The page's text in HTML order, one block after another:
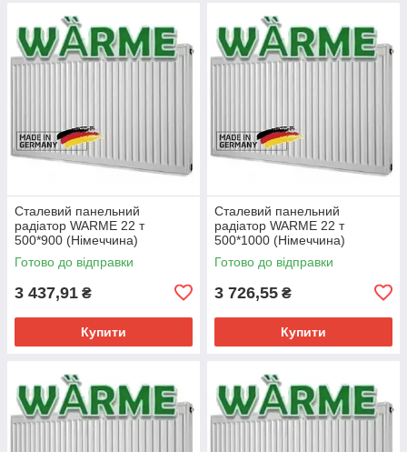
Сталевий панельний
радіатор WARME 22 т
500*900 (Німеччина)
Готово до відправки
3 437,91 ₴
Купити
Сталевий панельний
радіатор WARME 22 т
500*1000 (Німеччина)
Готово до відправки
3 726,55 ₴
Купити